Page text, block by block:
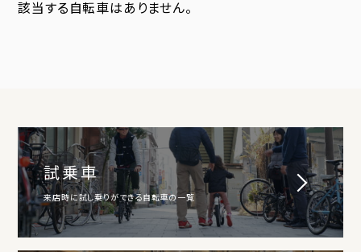
該当する自転車はありません。
試乗車
来店時に試し乗りができる自転車の一覧